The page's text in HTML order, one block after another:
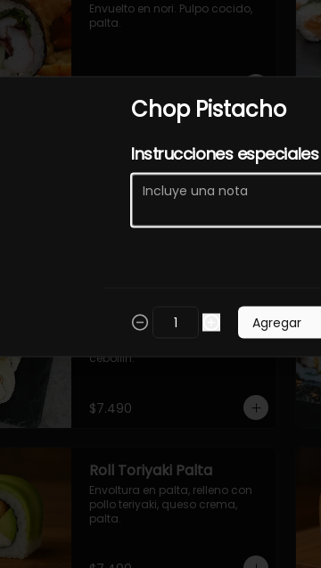
Envuelto en nori. Pulpo cocido,
palta.
Roll Sakasai en Queso
Envoltura en queso crema,
relleno de salmón, pepino, palta.
Roll Torfurai en Queso
Envoltura en queso
philadelphia. Pollo furai, palta,
cebollin.
$7.490
Roll Toriyaki Palta
Envoltura en palta, relleno con
pollo teriyaki, queso crema,
palta.
Chop Pistacho
Instrucciones especiales
Agregar